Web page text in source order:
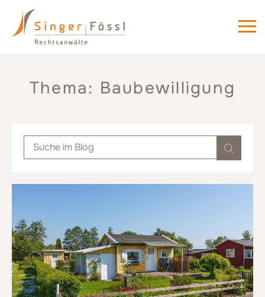
Thema: Baubewilligung